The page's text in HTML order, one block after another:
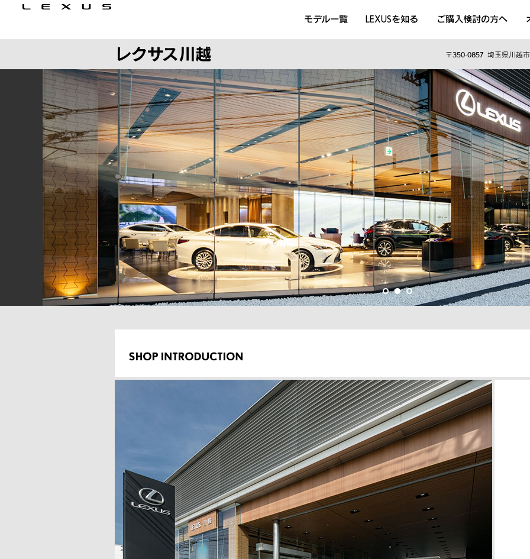
モデル一覧 LEXUSを知る ご購入検討の方へ
DISCOVER THE LEXUS LIFE
Sustainability
Concept Car
レクサス川越 〒350-0857 埼玉県川越